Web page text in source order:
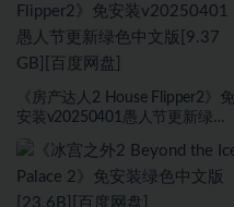
《房产达人2 House Flipper2》免
安装v20250401愚人节更新绿色